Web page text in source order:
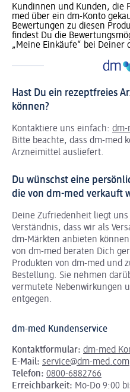
Kundinnen und Kunden, die
med über ein dm-Konto
Bewertungen zu diesen
findest Du die
„Meine Einkäufe“ bei Deiner
Hast Du ein rezeptfreies
können?
Kontaktiere uns einfach: dm-
Bitte beachte, dass dm-med
Arzneimittel ausliefert.
Du wünschst eine
die von dm-med verkauft
Deine Zufriedenheit liegt
Verständnis, dass wir als
dm-Märkten anbieten
von dm-med beraten Dich
Produkten von dm-med und
Bestellung. Sie nehmen
vermutete Nebenwirkungen
entgegen.
dm-med Kundenservice
Kontaktformular: dm-med
E-Mail: service@dm-med.com
Telefon: 0800-6882766
Erreichbarkeit: Mo-Do 9:00